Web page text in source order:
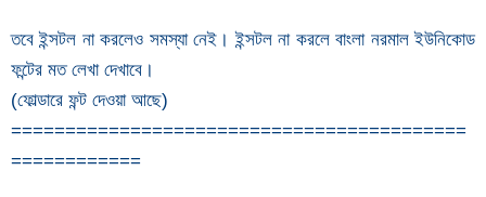
তবে ইন্সটল না করলেও সমস্যা নেই। ইন্সটল না করলে বাংলা নরমাল ইউনিকোড
ফন্টের মত লেখা দেখাবে।
(ফোল্ডারে ফন্ট দেওয়া আছে)
==========================================
============